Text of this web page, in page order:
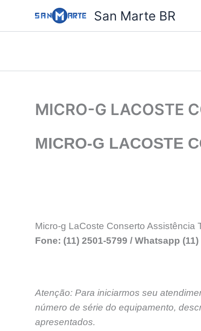
o
San Marte BR
MICRO-G LACOSTE
MICRO-G LACOSTE
Micro-g LaCoste Conserto Assistência
Fone: (11) 2501-5799 / Whatsapp
Atenção: Para iniciarmos seu
número de série do equipamento,
apresentados.